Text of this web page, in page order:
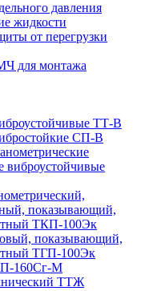
давления
жидкости
от перегрузки
для монтажа
ТТ-В
СП-В
виброустойчивые
показывающий,
ТКП-100Эк
показывающий,
ТГП-100Эк
160Сг-М
ТТЖ